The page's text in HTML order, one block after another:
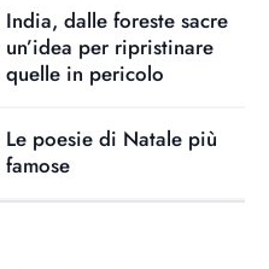
India, dalle foreste sacre
un’idea per ripristinare
quelle in pericolo
Le poesie di Natale più
famose